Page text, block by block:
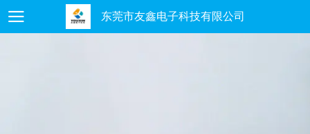
东莞市友鑫电子科技有限公司